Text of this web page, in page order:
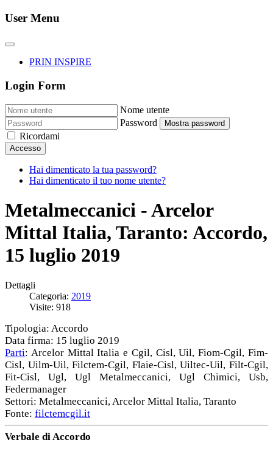
User Menu
PRIN INSPIRE
Login Form
Nome utente
Password
Mostra password
Ricordami
Accesso
Hai dimenticato la tua password?
Hai dimenticato il tuo nome utente?
Metalmeccanici - Arcelor
Mittal Italia, Taranto: Accordo,
15 luglio 2019
Dettagli
Categoria: 2019
Visite: 918
Tipologia: Accordo
Data firma: 15 luglio 2019
Parti: Arcelor Mittal Italia e Cgil, Cisl, Uil, Fiom-Cgil, Fim-
Cisl, Uilm-Uil, Filctem-Cgil, Flaie-Cisl, Uiltec-Uil, Filt-Cgil,
Fit-Cisl, Ugl, Ugl Metalmeccanici, Ugl Chimici, Usb,
Federmanager
Settori: Metalmeccanici, Arcelor Mittal Italia, Taranto
Fonte: filctemcgil.it
Verbale di Accordo